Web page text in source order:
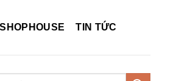
TIN TỨC